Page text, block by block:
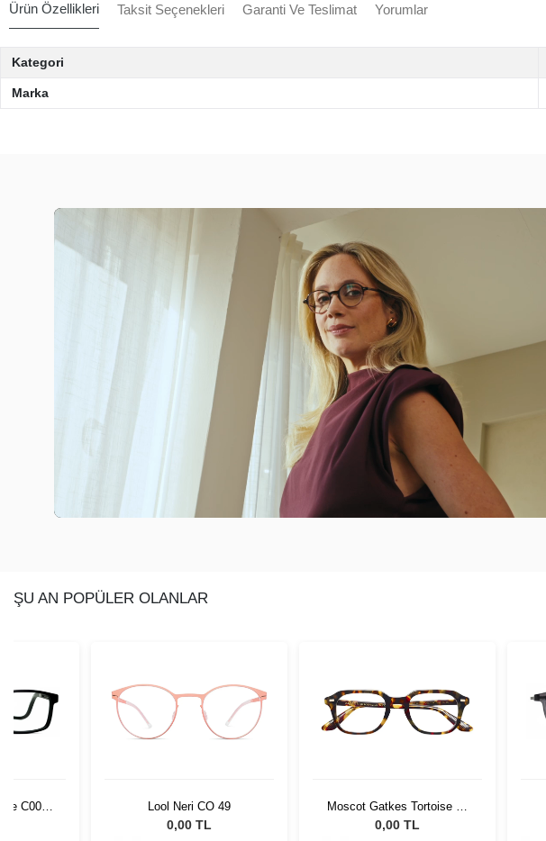
Ürün Özellikleri Taksit Seçenekleri Garanti Ve Teslimat Yorumlar
Kategori
Marka
ŞU AN POPÜLER OLANLAR
C001 Lool Neri CO 49
0,00 TL
Moscot Gatkes Tortoise 52
2002-01
0,00 TL